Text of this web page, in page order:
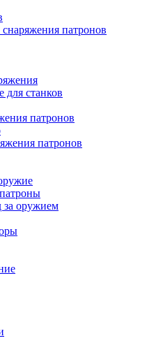
патронов
станков
патронов
патронов
за оружием